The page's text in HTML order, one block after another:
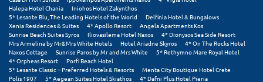
Σύμη
Σύρος
Σχοινούσα
Halepa Hotel Chania
Iniohos Hotel Zakynthos
5* Lesante Blu, The Leading Hotels of the World
Delfinia Hotel & Bungalows
Xenia Residences & Suites
4* Apollo Resort
Angela Apartments Kos
Sunrise Beach Suites Syros
Iliovasilema Hotel Naxos
4* Dionysos Sea Side Resort
Mrs Armelina by Mr&Mrs White Hotels
Hotel Ariadne Skyros
4* On The Rocks Hotel
Naxos Cottage
Sunrise Paros by Mr and Mrs White
5* Rethymno Mare Royal Hotel
4* Orpheas Resort
Porfi Beach Hotel
5* Lesante Classic – Preferred Hotels & Resorts
Menta City Boutique Hotel Crete
Polis 1907
5* Aegean Suites Hotel Skiathos
4* Dafni Plus Hotel Pieria